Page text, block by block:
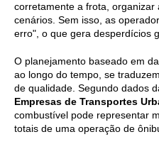
corretamente a frota,
cenários. Sem isso, as
erro", o que gera desperdícios
O planejamento baseado em
ao longo do tempo, se
de qualidade. Segundo dados
Empresas de Transportes
combustível pode representar
totais de uma operação de